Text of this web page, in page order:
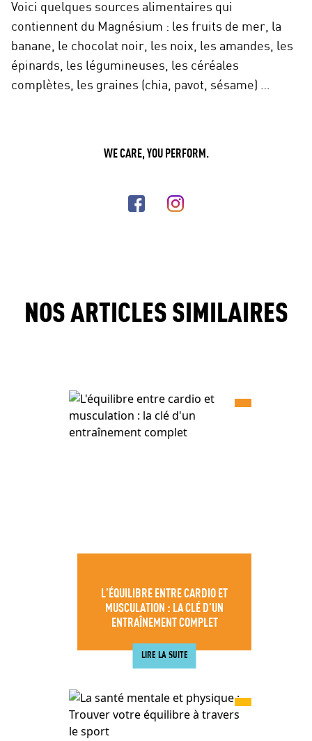
Voici quelques sources alimentaires qui
contiennent du Magnésium : les fruits de mer, la
banane, le chocolat noir, les noix, les amandes, les
épinards, les légumineuses, les céréales
complètes, les graines (chia, pavot, sésame) …
WE CARE, YOU PERFORM.
NOS ARTICLES SIMILAIRES
L’ÉQUILIBRE ENTRE CARDIO ET
MUSCULATION : LA CLÉ D’UN
ENTRAÎNEMENT COMPLET
LIRE LA SUITE